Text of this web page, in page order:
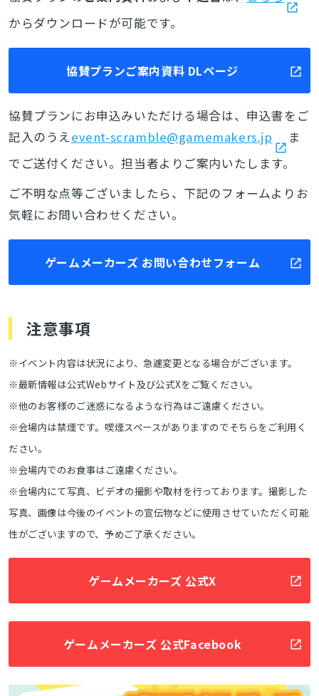
からダウンロードが可能です。
協賛プランご案内資料 DLページ
協賛プランにお申込みいただける場合は、申込書をご
記入のうえevent-scramble@gamemakers.jp
ま
でご送付ください。担当者よりご案内いたします。
ご不明な点等ございましたら、下記のフォームよりお
気軽にお問い合わせください。
ゲームメーカーズ お問い合わせフォーム
注意事項
※イベント内容は状況により、急遽変更となる場合がございます。
※最新情報は公式Webサイト及び公式Xをご覧ください。
※他のお客様のご迷惑になるような行為はご遠慮ください。
※会場内は禁煙です。喫煙スペースがありますのでそちらをご利用く
ださい。
※会場内でのお食事はご遠慮ください。
※会場内にて写真、ビデオの撮影や取材を行っております。撮影した
写真、画像は今後のイベントの宣伝物などに使用させていただく可能
性がございますので、予めご了承ください。
ゲームメーカーズ 公式X
ゲームメーカーズ 公式Facebook
とじる
検索